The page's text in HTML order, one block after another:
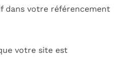
dans votre référencement
votre site est